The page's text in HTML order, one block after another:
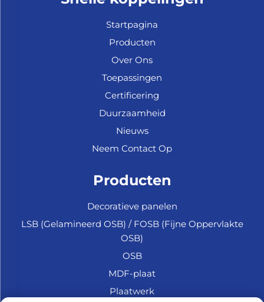
Startpagina
Producten
Over Ons
Toepassingen
Certificering
Duurzaamheid
Nieuws
Neem Contact Op
Producten
Decoratieve panelen
LSB (Gelamineerd OSB) / FOSB (Fijne Oppervlakte
OSB)
OSB
MDF-plaat
Plaatwerk